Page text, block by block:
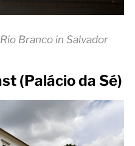
Branco in Salvador
(Palácio da Sé)